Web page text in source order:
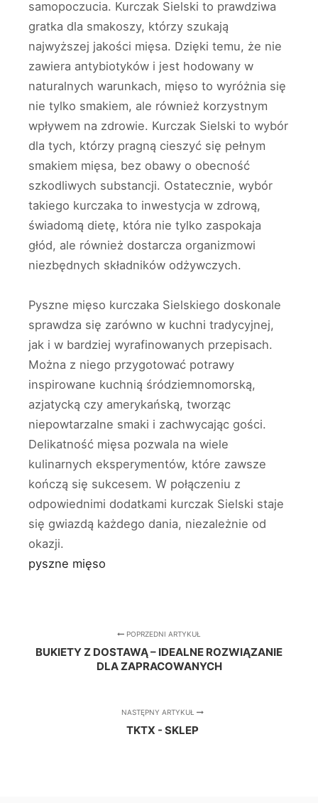
samopoczucia. Kurczak Sielski to prawdziwa
gratka dla smakoszy, którzy szukają
najwyższej jakości mięsa. Dzięki temu, że nie
zawiera antybiotyków i jest hodowany w
naturalnych warunkach, mięso to wyróżnia się
nie tylko smakiem, ale również korzystnym
wpływem na zdrowie. Kurczak Sielski to wybór
dla tych, którzy pragną cieszyć się pełnym
smakiem mięsa, bez obawy o obecność
szkodliwych substancji. Ostatecznie, wybór
takiego kurczaka to inwestycja w zdrową,
świadomą dietę, która nie tylko zaspokaja
głód, ale również dostarcza organizmowi
niezbędnych składników odżywczych.
Pyszne mięso kurczaka Sielskiego doskonale
sprawdza się zarówno w kuchni tradycyjnej,
jak i w bardziej wyrafinowanych przepisach.
Można z niego przygotować potrawy
inspirowane kuchnią śródziemnomorską,
azjatycką czy amerykańską, tworząc
niepowtarzalne smaki i zachwycając gości.
Delikatność mięsa pozwala na wiele
kulinarnych eksperymentów, które zawsze
kończą się sukcesem. W połączeniu z
odpowiednimi dodatkami kurczak Sielski staje
się gwiazdą każdego dania, niezależnie od
okazji.
pyszne mięso
POPRZEDNI ARTYKUŁ
BUKIETY Z DOSTAWĄ – IDEALNE ROZWIĄZANIE
DLA ZAPRACOWANYCH
NASTĘPNY ARTYKUŁ
TKTX - SKLEP